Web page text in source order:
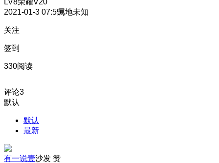
2021-01-3 07:55属地未知
关注
签到
330阅读
评论3
默认
默认
最新
有一说壹沙发 赞